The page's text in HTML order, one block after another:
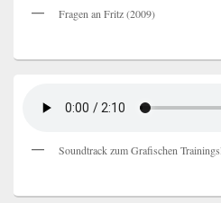
Fragen an Fritz (2009)
Soundtrack zum Grafischen